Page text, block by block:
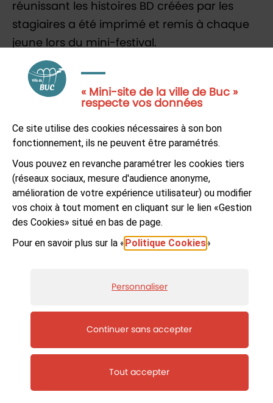
« Mini-site de la ville de Buc »
respecte vos données
Ce site utilise des cookies nécessaires à son bon
fonctionnement, ils ne peuvent être paramétrés.
Vous pouvez en revanche paramétrer les cookies tiers
(réseaux sociaux, mesure d'audience anonyme,
amélioration de votre expérience utilisateur) ou modifier
vos choix à tout moment en cliquant sur le lien «Gestion
des Cookies» situé en bas de page.
Pour en savoir plus sur la « Politique Cookies»
Personnaliser
Continuer sans accepter
Tout accepter
réunissant les histoires BD créées par les
stagiaires a été imprimé et remis à chaque
jeune lors du mini-festival.
Menu
Le programme 2026
Infos pratiques
Actions culturelles
Projet « BD & patrimoine »